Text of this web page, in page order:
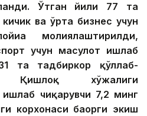
Ўтган йили 77 та
кичик ва ўрта бизнес учун
молиялаштирилди,
учун маҳсулот ишлаб
та тадбиркор қўллаб-
Қишлоқ хўжалиги
ишлаб чиқарувчи 7,2 минг
корхонаси баҳорги экиш